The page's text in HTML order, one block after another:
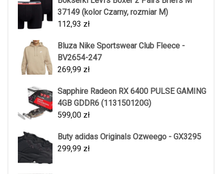
37149 (kolor Czarny, rozmiar M)
112,93 zł
Bluza Nike Sportswear Club Fleece -
BV2654-247
269,99 zł
Sapphire Radeon RX 6400 PULSE GAMING
4GB GDDR6 (113150120G)
599,00 zł
Buty adidas Originals Ozweego - GX3295
299,99 zł